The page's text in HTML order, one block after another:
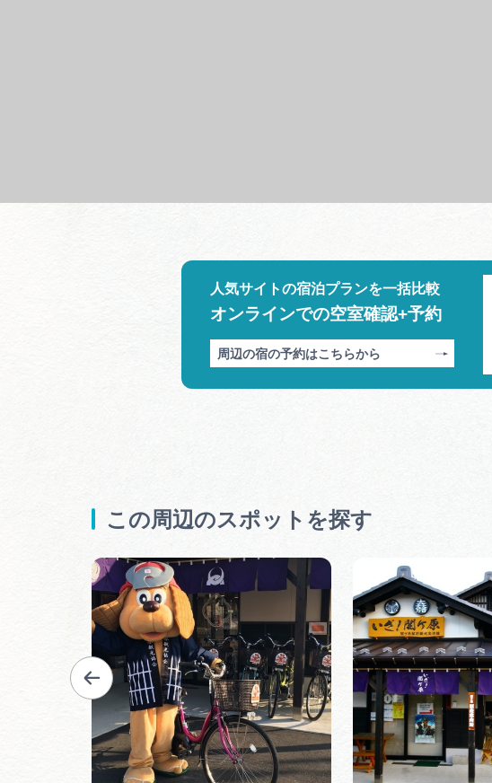
人気サイトの宿泊プランを一括比較
オンラインでの空室確認+予約
周辺の宿の予約はこちらから
この周辺のスポットを探す